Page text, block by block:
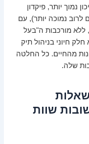
נמוך יותר, פיקדון
לרוב נמוכה יותר), עם
הריבית, ללא מורכבות ה"בעל
חיוני בניהול תיק
מהחיים. כל החלטה
שלה.
שוות